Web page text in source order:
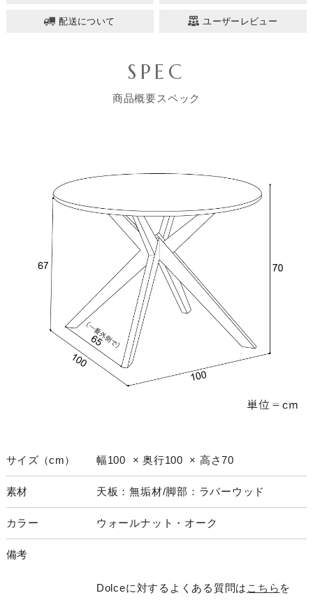
配送について ユーザーレビュー
SPEC
商品概要スペック
サイズ（cm） 幅100 × 奥行100 × 高さ70
素材 天板：無垢材/脚部：ラバーウッド
カラー ウォールナット・オーク
備考
Dolceに対するよくある質問は こちら を